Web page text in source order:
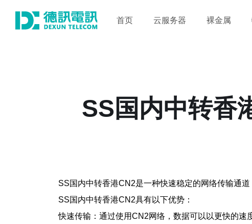
首页 云服务器 裸金属
SS国内中转香
SS国内中转香港CN2是一种快速稳定的网络传输通
SS国内中转香港CN2具有以下优势：
快速传输：通过使用CN2网络，数据可以以更快的速